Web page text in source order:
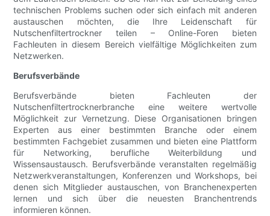
technischen Problems suchen oder sich einfach mit anderen
austauschen möchten, die Ihre Leidenschaft für
Nutschenfiltertrockner teilen – Online-Foren bieten
Fachleuten in diesem Bereich vielfältige Möglichkeiten zum
Netzwerken.
Berufsverbände
Berufsverbände bieten Fachleuten der
Nutschenfiltertrocknerbranche eine weitere wertvolle
Möglichkeit zur Vernetzung. Diese Organisationen bringen
Experten aus einer bestimmten Branche oder einem
bestimmten Fachgebiet zusammen und bieten eine Plattform
für Networking, berufliche Weiterbildung und
Wissensaustausch. Berufsverbände veranstalten regelmäßig
Netzwerkveranstaltungen, Konferenzen und Workshops, bei
denen sich Mitglieder austauschen, von Branchenexperten
lernen und sich über die neuesten Branchentrends
informieren können.